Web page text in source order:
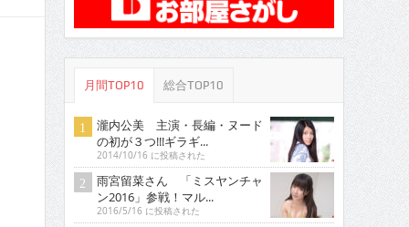
月間TOP10 総合TOP10
瀧内公美 主演・長編・ヌード
の初が３つ!!!ギラギ...
2014/10/16 に投稿された
雨宮留菜さん 「ミスヤンチャ
ン2016」参戦！マル...
2016/5/16 に投稿された